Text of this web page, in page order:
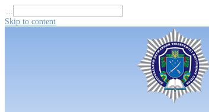
...
Skip to content